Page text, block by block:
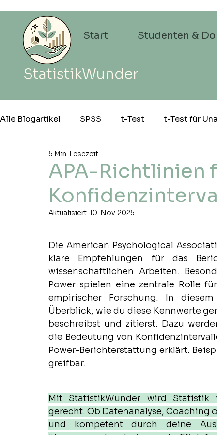
StatistikWunder
Start Studenten &
Alle Blogartikel SPSS t-Test t-Test für
einfaktoriellen ANOVA
APA-Richtlinien
5 Min. Lesezeit
Aktualisiert: 10. Nov. 2025
Die American Psychological
klare Empfehlungen für das
wissenschaftlichen Arbeiten.
Power spielen eine zentrale Rolle
empirischer Forschung. In
Überblick, wie du diese Kennwerte
beschreibst und zitierst. Dazu
die Bedeutung von
Power-Berichterstattung erklärt.
greifbar.
Mit StatistikWunder wird Statistik
gerecht. Ob Datenanalyse, Coaching
und kompetent durch deine